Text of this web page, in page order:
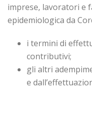
imprese, lavoratori e
epidemiologica da
i termini di
contributivi;
gli altri
e